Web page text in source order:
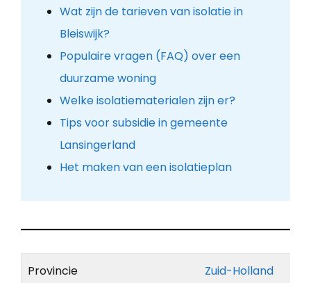
Wat zijn de tarieven van isolatie in
Bleiswijk?
Populaire vragen (FAQ) over een
duurzame woning
Welke isolatiematerialen zijn er?
Tips voor subsidie in gemeente
Lansingerland
Het maken van een isolatieplan
Provincie Zuid-Holland